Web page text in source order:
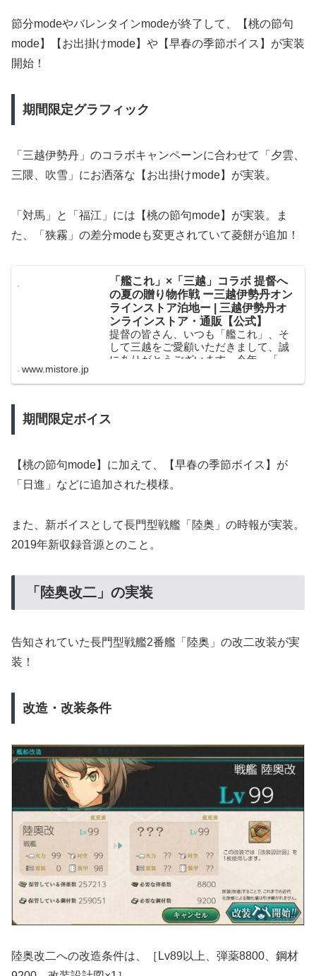
節分modeやバレンタインmodeが終了して、【桃の節句
mode】【お出掛けmode】や【早春の季節ボイス】が実装
開始！
期間限定グラフィック
「三越伊勢丹」のコラボキャンペーンに合わせて「夕雲、
三隈、吹雪」にお洒落な【お出掛けmode】が実装。
「対馬」と「福江」には【桃の節句mode】が実装。ま
た、「狭霧」の差分modeも変更されていて菱餅が追加！
「艦これ」×「三越」コラボ 提督へ
の夏の贈り物作戦 ー三越伊勢丹オン
ラインストア泊地ー | 三越伊勢丹オ
ンラインストア・通販【公式】
提督の皆さん、いつも「艦これ」、そ
して三越をご愛顧いただきまして、誠
にありがとうございます。今年、「艦
を迎えるにあたり、この春、「艦こ
www.mistore.jp
期間限定ボイス
【桃の節句mode】に加えて、【早春の季節ボイス】が
「日進」などに追加された模様。
また、新ボイスとして長門型戦艦「陸奥」の時報が実装。
2019年新収録音源とのこと。
「陸奥改二」の実装
告知されていた長門型戦艦2番艦「陸奥」の改二改装が実
装！
改造・改装条件
陸奥改二への改造条件は、［Lv89以上、弾薬8800、鋼材